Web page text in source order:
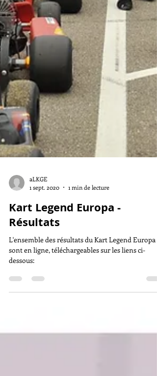
aLKGE
Kart Legend Europa -
Résultats
L'ensemble des résultats du Kart Legend Europa
sont en ligne, téléchargeables sur les liens ci-